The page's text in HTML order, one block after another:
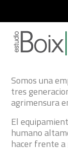
Somos una
tres
agrimensura
El
humano
hacer frente a
Complejos
al sector rural
Nombre (requerido)